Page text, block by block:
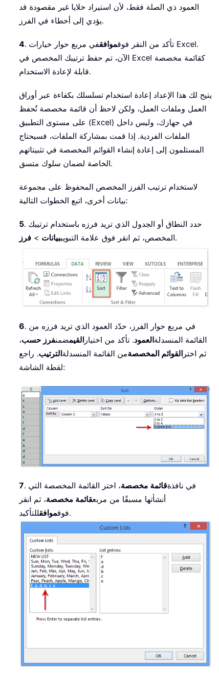
العمود ذي الصلة فقط، لأن استيراد خلايا غير مقصودة قد
يؤدي إلى أخطاء في الفرز.
4 . تأكد من النقر فوقموافقفي مربع حوار خيارات Excel.
الآن، تم حفظ ترتيبك المخصص في Excel كقائمة مخصصة
قابلة لإعادة الاستخدام.
يتيح لك هذا الإعداد إعادة استخدام تسلسلك بكفاءة عبر أوراق
العمل وملفات العمل، ولكن لاحظ أن قائمة مخصصة تُحفظ
على مستوى التطبيق (Excel) في جهازك، وليس داخل
الملفات الفردية. إذا قمت بمشاركة الملفات، فسيحتاج
المستلمون إلى إعادة إنشاء القوائم المخصصة في تثبيتاتهم
الخاصة لضمان سلوك متسق.
لاستخدام ترتيب الفرز المخصص المحفوظ على مجموعة
بيانات أخرى، اتبع الخطوات التالية:
5. حدد النطاق أو الجدول الذي تريد فرزه باستخدام ترتيبك
المخصص، ثم انقر فوق علامة التبويببيانات > فرز .
6. في مربع حوار الفرز، حدّد العمود الذي تريد فرزه من
القائمة المنسدلةالعمود. تأكد من اختيار القيمضمنفرز حسب،
ثم اختر القوائم المخصصةمن القائمة المنسدلةالترتيب. راجع
لقطة الشاشة:
7 . في نافذةقائمة مخصصة، اختر القائمة المخصصة التي
أنشأتها مسبقًا من مربعقائمة مخصصة، ثم انقر
فوقموافق للتأكيد.